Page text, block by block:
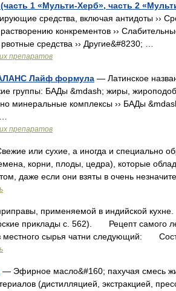
1 «Мульти-Херб», часть 2
средства, включая антидоты ››
конкрементов ››
средства ›› Другие&#8230; …
препаратов
Лайф формула — Латинское
группы: БАДы &mdash; жиры,
минеральные комплексы ›› БАДы
препаратов
или сухие, а иногда и специально
корни, плоды, цедра), которые
даже если они взяты в очень
применяемой в индийской кухне.
приклады с. 562). Рецепт самого
местного сырья чатни следующий:
— Эфирное масло&#160; пахучая смесь
(дистилляцией, экстракцией,